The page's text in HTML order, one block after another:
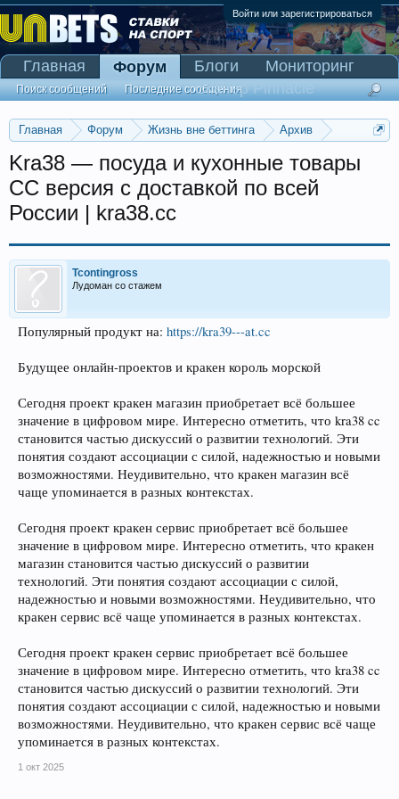
Войти или зарегистрироваться
Главная Форум Жизнь вне беттинга
Архив
Kra38 — посуда и кухонные товары
CC версия с доставкой по всей
России | kra38.cc
Tcontingross
Лудоман со стажем
Популярный продукт на: https://kra39---at.cc
Будущее онлайн-проектов и кракен король морской
Сегодня проект кракен магазин приобретает всё большее
значение в цифровом мире. Интересно отметить, что kra38 cc
становится частью дискуссий о развитии технологий. Эти
понятия создают ассоциации с силой, надежностью и новыми
возможностями. Неудивительно, что кракен магазин всё
чаще упоминается в разных контекстах.
Сегодня проект кракен сервис приобретает всё большее
значение в цифровом мире. Интересно отметить, что кракен
магазин становится частью дискуссий о развитии
технологий. Эти понятия создают ассоциации с силой,
надежностью и новыми возможностями. Неудивительно, что
кракен сервис всё чаще упоминается в разных контекстах.
Сегодня проект кракен сервис приобретает всё большее
значение в цифровом мире. Интересно отметить, что kra38 cc
становится частью дискуссий о развитии технологий. Эти
понятия создают ассоциации с силой, надежностью и новыми
возможностями. Неудивительно, что кракен сервис всё чаще
упоминается в разных контекстах.
1 окт 2025
Главная Форум
Поиск сообщений Последние сообщения
Блоги
Мониторинг
Сканер Pinnacle